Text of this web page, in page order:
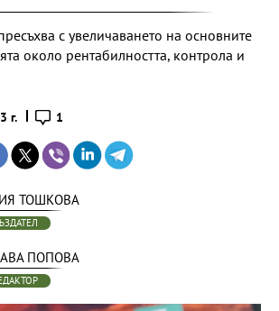
с увеличаването на основните
около рентабилността, контрола и
г. 1
ТОШКОВА
ПОПОВА